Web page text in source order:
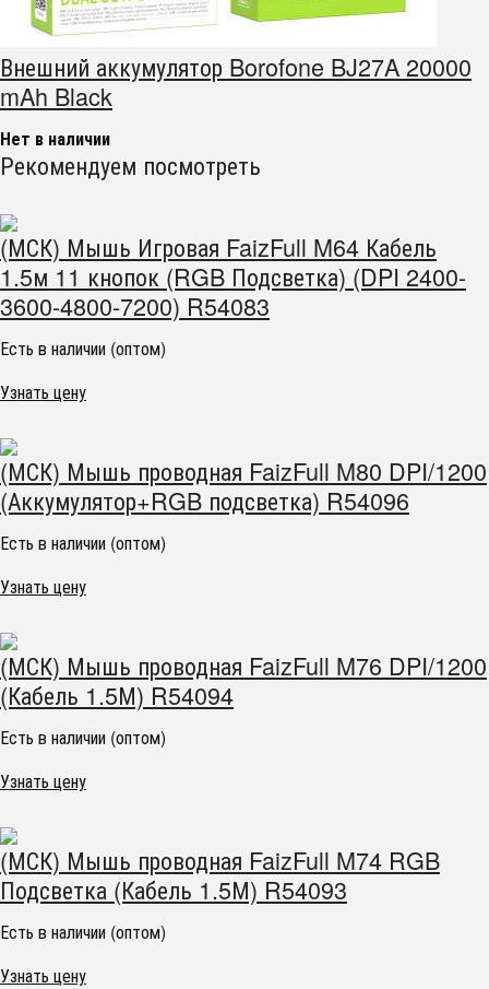
Внешний аккумулятор Borofone BJ27A 20000
mAh Black
Нет в наличии
Рекомендуем посмотреть
(МСК) Мышь Игровая FaizFull M64 Кабель
1.5м 11 кнопок (RGB Подсветка) (DPI 2400-
3600-4800-7200) R54083
Есть в наличии (оптом)
Узнать цену
(МСК) Мышь проводная FaizFull M80 DPI/1200
(Аккумулятор+RGB подсветка) R54096
Есть в наличии (оптом)
Узнать цену
(МСК) Мышь проводная FaizFull M76 DPI/1200
(Кабель 1.5М) R54094
Есть в наличии (оптом)
Узнать цену
(МСК) Мышь проводная FaizFull M74 RGB
Подсветка (Кабель 1.5М) R54093
Есть в наличии (оптом)
Узнать цену